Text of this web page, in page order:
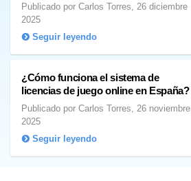
Publicado por Carlos Torres, 26 diciembre
2025
Seguir leyendo
¿Cómo funciona el sistema de
licencias de juego online en España?
Publicado por Carlos Torres, 26 noviembre
2025
Seguir leyendo